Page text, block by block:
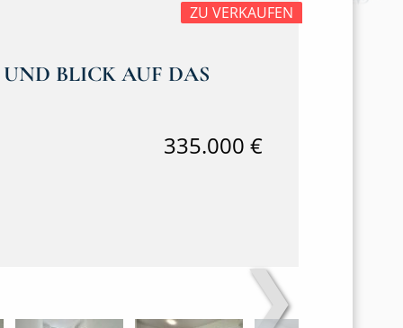
ZU VERKAUFEN
BLICK AUF DAS
335.000 €
❯